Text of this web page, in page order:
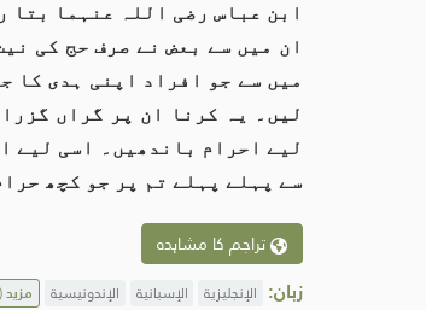
ابن عباس رضی اللہ عنہما بتا
ان میں سے بعض نے صرف حج کی
میں سے جو افراد اپنی ہدی کا
لیں۔ یہ کرنا ان پر گراں
لیے احرام باندھیں۔ اسی لیے
سے پہلے پہلے تم پر جو کچھ
تراجم کا مشاہدہ
زبان: الإنجليزية الإسبانية الإندونيسية مزید(15)